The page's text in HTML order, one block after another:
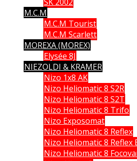
M.C.M
M.C.M Tourist
M.C.M Scarlett
MOREXA (MOREX)
Elysée 8J
NIEZOLDI & KRAMER
Nizo 1x8 AK
Nizo Heliomatic 8 S2R
Nizo Heliomatic 8 S2T
Nizo Heliomatic 8 Trifo
Nizo Exposomat
Nizo Heliomatic 8 Reflex
Nizo Heliomatic 8 Reflex
Nizo Heliomatic 8